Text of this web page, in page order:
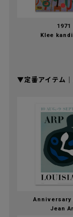
1971
Klee
▼定番アイテム
Jean